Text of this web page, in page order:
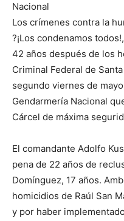
Nacional
Los crímenes contra la
?¡Los condenamos
42 años después de los
Criminal Federal de
segundo viernes de
Gendarmería Nacional
Cárcel de máxima
El comandante Adolfo
pena de 22 años de
Domínguez, 17 años.
homicidios de Raúl San
y por haber